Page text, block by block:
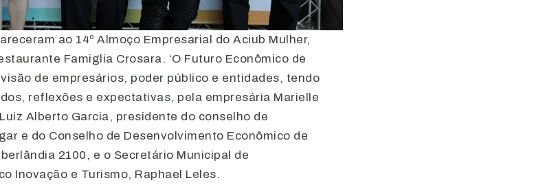
ao 14º Almoço Empresarial do Aciub Mulher,
Famiglia Crosara. ‘O Futuro Econômico de
de empresários, poder público e entidades, tendo
reflexões e expectativas, pela empresária Marielle
Alberto Garcia, presidente do conselho de
e do Conselho de Desenvolvimento Econômico de
2100, e o Secretário Municipal de
Inovação e Turismo, Raphael Leles.